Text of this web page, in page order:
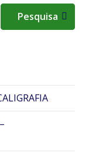
Pesquisa